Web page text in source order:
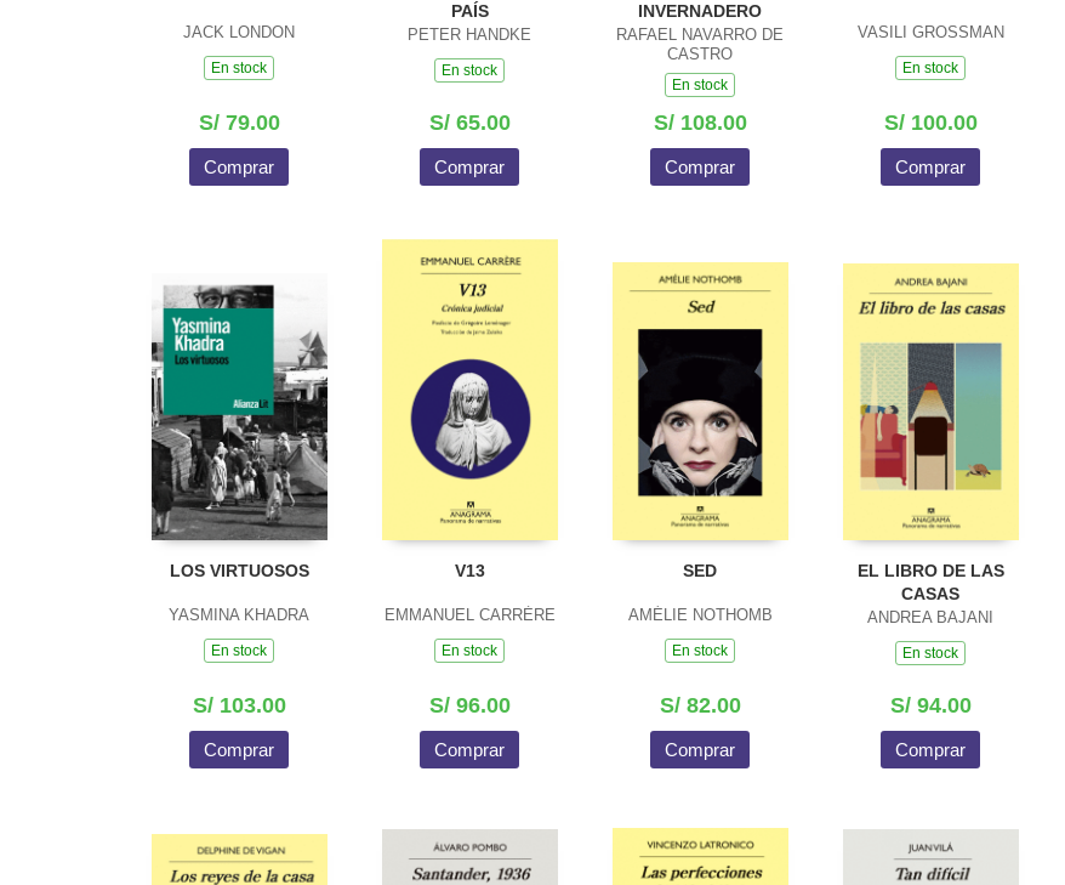
JACK LONDON
En stock
S/ 79.00
Comprar
PAÍS
PETER HANDKE
En stock
S/ 65.00
Comprar
INVERNADERO
RAFAEL NAVARRO DE
CASTRO
En stock
S/ 108.00
Comprar
VASILI GROSSMAN
En stock
S/ 100.00
Comprar
LOS VIRTUOSOS
YASMINA KHADRA
En stock
S/ 103.00
Comprar
V13
EMMANUEL CARRÈRE
En stock
S/ 96.00
Comprar
SED
AMÉLIE NOTHOMB
En stock
S/ 82.00
Comprar
EL LIBRO DE LAS
CASAS
ANDREA BAJANI
En stock
S/ 94.00
Comprar